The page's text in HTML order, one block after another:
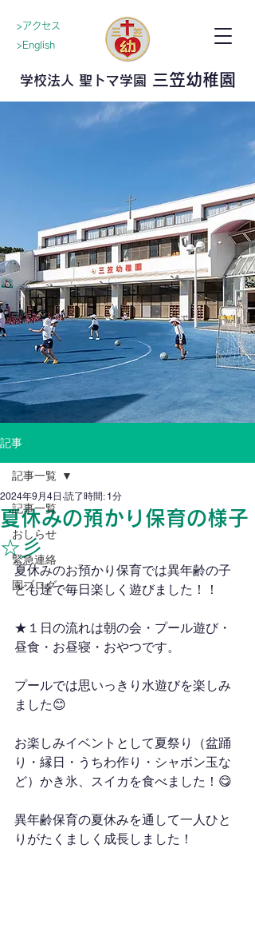
>アクセス
>English
学校法人 聖トマ学園 三笠幼稚園
記事
記事一覧
おしらせ
緊急連絡
園ブログ
記事一覧
夏休みの預かり保育の様子
☆彡
2024年9月4日 読了時間: 1分
夏休みのお預かり保育では異年齢の子
ども達で毎日楽しく遊びました！！
★１日の流れは朝の会・プール遊び・
昼食・お昼寝・おやつです。
プールでは思いっきり水遊びを楽しみ
ました😊
お楽しみイベントとして夏祭り（盆踊
り・縁日・うちわ作り・シャボン玉な
ど）かき氷、スイカを食べました！😋
異年齢保育の夏休みを通して一人ひと
りがたくましく成長しました！